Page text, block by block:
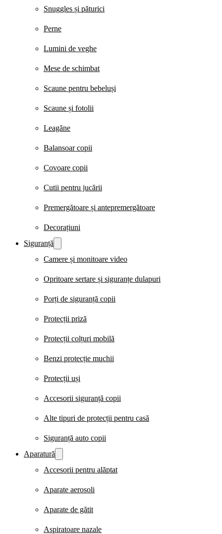
Snuggles și păturici
Perne
Lumini de veghe
Mese de schimbat
Scaune pentru bebeluși
Scaune și fotolii
Leagăne
Balansoar copii
Covoare copii
Cutii pentru jucării
Premergătoare și antepremergătoare
Decorațiuni
Siguranță
Camere și monitoare video
Opritoare sertare și siguranțe dulapuri
Porți de siguranță copii
Protecții priză
Protecții colțuri mobilă
Benzi protecție muchii
Protecții uși
Accesorii siguranță copii
Alte tipuri de protecții pentru casă
Siguranță auto copii
Aparatură
Accesorii pentru alăptat
Aparate aerosoli
Aparate de gătit
Aspiratoare nazale